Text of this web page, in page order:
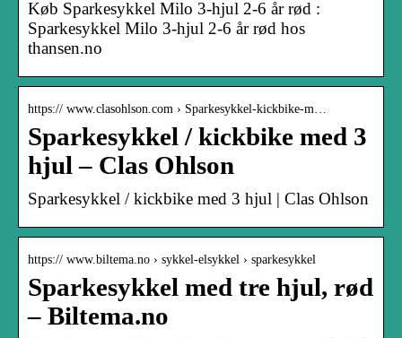
Køb Sparkesykkel Milo 3-hjul 2-6 år rød :
Sparkesykkel Milo 3-hjul 2-6 år rød hos
thansen.no
https:// www.clasohlson.com › Sparkesykkel-kickbike-m…
Sparkesykkel / kickbike med 3
hjul – Clas Ohlson
Sparkesykkel / kickbike med 3 hjul | Clas Ohlson
https:// www.biltema.no › sykkel-elsykkel › sparkesykkel
Sparkesykkel med tre hjul, rød
– Biltema.no